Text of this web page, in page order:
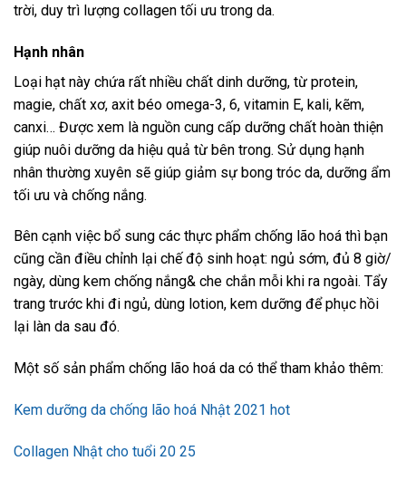
trời, duy trì lượng collagen tối ưu trong da.
Hạnh nhân
Loại hạt này chứa rất nhiều chất dinh dưỡng, từ protein,
magie, chất xơ, axit béo omega-3, 6, vitamin E, kali, kẽm,
canxi… Được xem là nguồn cung cấp dưỡng chất hoàn thiện
giúp nuôi dưỡng da hiệu quả từ bên trong. Sử dụng hạnh
nhân thường xuyên sẽ giúp giảm sự bong tróc da, dưỡng ẩm
tối ưu và chống nắng.
Bên cạnh việc bổ sung các thực phẩm chống lão hoá thì bạn
cũng cần điều chỉnh lại chế độ sinh hoạt: ngủ sớm, đủ 8 giờ/
ngày, dùng kem chống nắng& che chắn mỗi khi ra ngoài. Tẩy
trang trước khi đi ngủ, dùng lotion, kem dưỡng để phục hồi
lại làn da sau đó.
Một số sản phẩm chống lão hoá da có thể tham khảo thêm:
Kem dưỡng da chống lão hoá Nhật 2021 hot
Collagen Nhật cho tuổi 20 25